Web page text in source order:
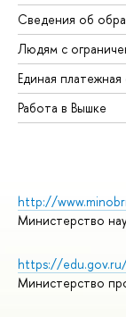
Сведения об
Людям с
Единая платежная
Работа в Вышке
http://
Министерство
https://
Министерство